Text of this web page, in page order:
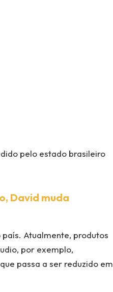
pelo estado brasileiro
David muda
Atualmente, produtos
por exemplo,
passa a ser reduzido em